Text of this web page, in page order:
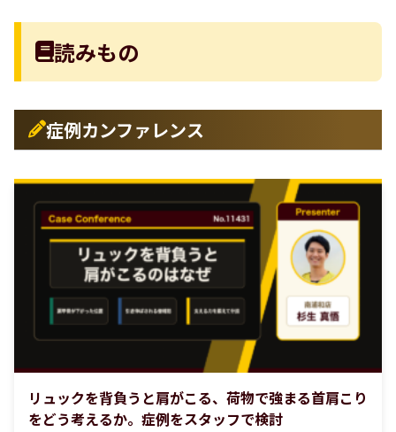
読みもの
症例カンファレンス
リュックを背負うと肩がこる、荷物で強まる首肩こり
をどう考えるか。症例をスタッフで検討